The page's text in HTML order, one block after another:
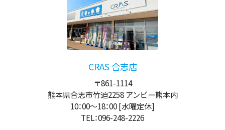
CRAS 合志店
〒861-1114
熊本県合志市竹迫2258 アンビー熊本内
10：00～18：00[水曜定休]
TEL：096-248-2226